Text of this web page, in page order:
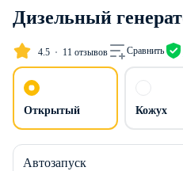
Дизельный
4.5 11 отзывов Сравнить
Открытый Кожух
Автозапуск